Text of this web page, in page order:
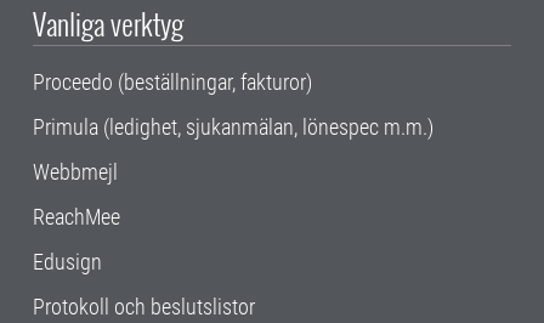
Vanliga verktyg
Proceedo (beställningar, fakturor)
Primula (ledighet, sjukanmälan, lönespec m.m.)
Webbmejl
ReachMee
Edusign
Protokoll och beslutslistor